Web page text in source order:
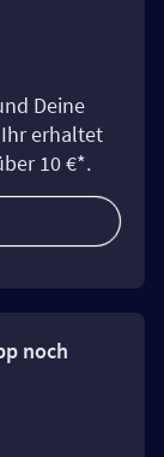
Deine
erhaltet
10 €*.
noch